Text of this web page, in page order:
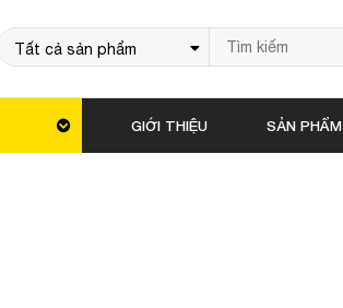
GIỚI THIỆU SẢN PHẨM